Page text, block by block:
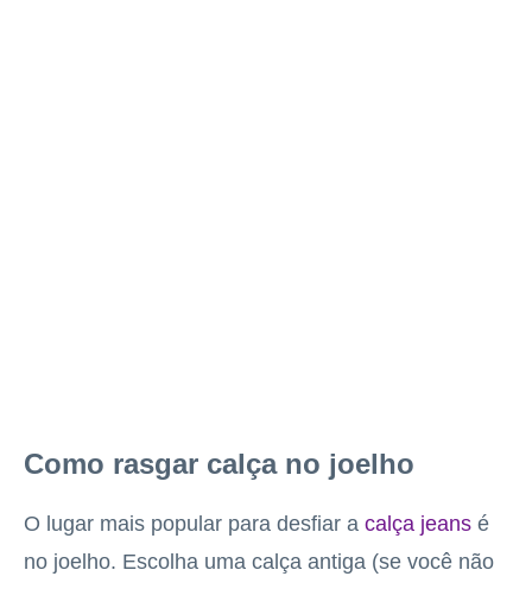
Como rasgar calça no joelho
O lugar mais popular para desfiar a calça jeans é
no joelho. Escolha uma calça antiga (se você não